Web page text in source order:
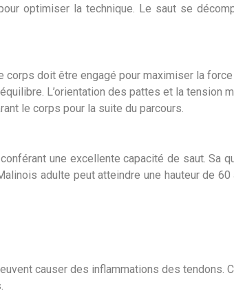
optimiser la technique. Le saut se
doit être engagé pour maximiser la force
L’orientation des pattes et la tension
le corps pour la suite du parcours.
une excellente capacité de saut. Sa
adulte peut atteindre une hauteur de
causer des inflammations des